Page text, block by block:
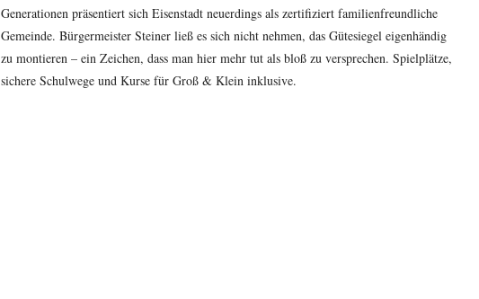
Generationen präsentiert sich Eisenstadt neuerdings als zertifiziert familienfreundliche
Gemeinde. Bürgermeister Steiner ließ es sich nicht nehmen, das Gütesiegel eigenhändig
zu montieren – ein Zeichen, dass man hier mehr tut als bloß zu versprechen. Spielplätze,
sichere Schulwege und Kurse für Groß & Klein inklusive.